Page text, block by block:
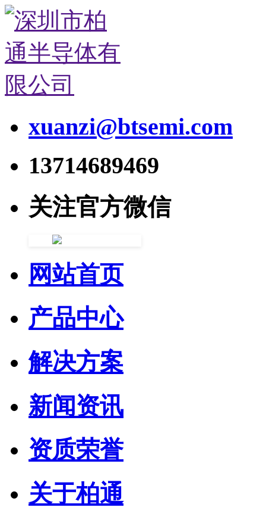
xuanzi@btsemi.com
13714689469
关注官方微信
网站首页
产品中心
解决方案
新闻资讯
资质荣誉
关于柏通